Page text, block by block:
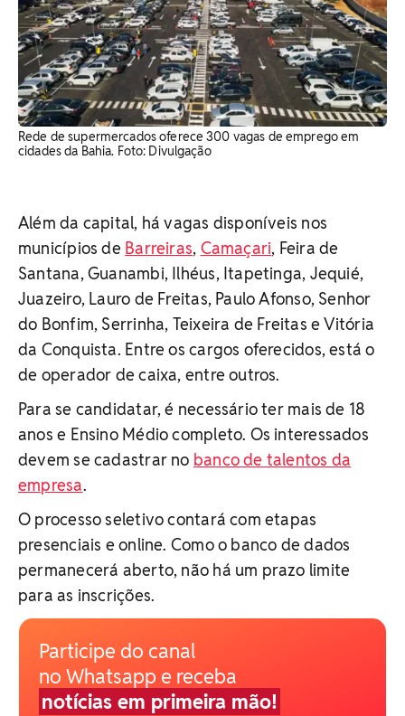
Rede de supermercados oferece 300 vagas de emprego em
cidades da Bahia. Foto: Divulgação
Além da capital, há vagas disponíveis nos
municípios de Barreiras, Camaçari, Feira de
Santana, Guanambi, Ilhéus, Itapetinga, Jequié,
Juazeiro, Lauro de Freitas, Paulo Afonso, Senhor
do Bonfim, Serrinha, Teixeira de Freitas e Vitória
da Conquista. Entre os cargos oferecidos, está o
de operador de caixa, entre outros.
Para se candidatar, é necessário ter mais de 18
anos e Ensino Médio completo. Os interessados
devem se cadastrar no banco de talentos da
empresa.
O processo seletivo contará com etapas
presenciais e online. Como o banco de dados
permanecerá aberto, não há um prazo limite
para as inscrições.
Participe do canal
no Whatsapp e receba
notícias em primeira mão!